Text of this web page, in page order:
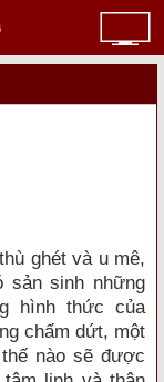
ghét và u mê,
sản sinh những
hình thức của
chấm dứt, một
nào sẽ được